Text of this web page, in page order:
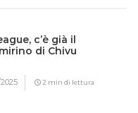
c’è già il
di Chivu
2 min di lettura